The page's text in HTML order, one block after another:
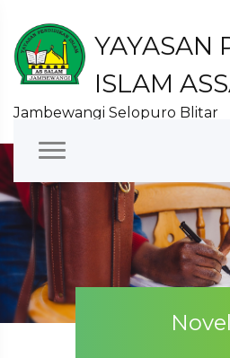
YAYASAN
ISLAM
Jambewangi Selopuro Blitar
Novel